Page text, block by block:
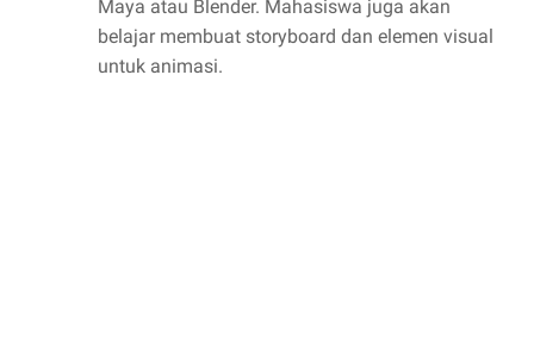
Maya atau Blender. Mahasiswa juga akan
belajar membuat storyboard dan elemen visual
untuk animasi.